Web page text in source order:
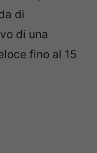
di
di una
fino al 15